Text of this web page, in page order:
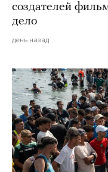
создателей
дело
день назад